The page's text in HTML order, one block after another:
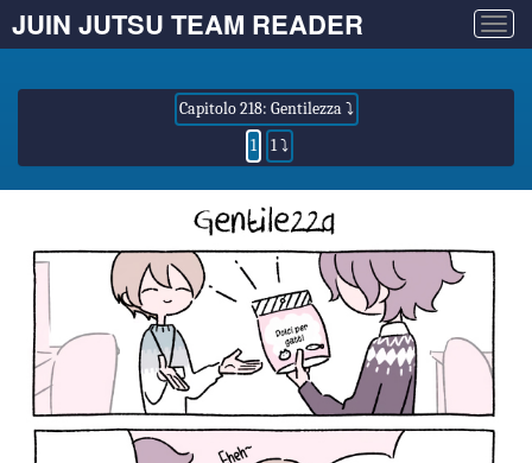
JUIN JUTSU TEAM READER
Capitolo 218: Gentilezza ⤵
1
1 ⤵